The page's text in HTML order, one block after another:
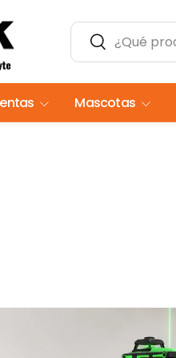
Buscar
Buscar
Mascotas